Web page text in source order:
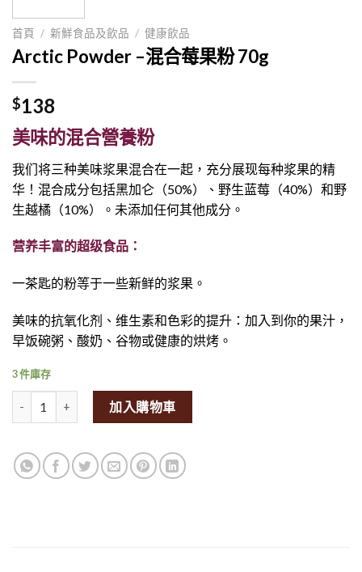
首頁 / 新鮮食品及飲品 / 健康飲品
Arctic Powder –混合莓果粉 70g
$138
美味的混合營養粉
我们将三种美味浆果混合在一起，充分展现每种浆果的精
华！混合成分包括黑加仑（50%）、野生蓝莓（40%）和野
生越橘（10%）。未添加任何其他成分。
营养丰富的超级食品：
一茶匙的粉等于一些新鲜的浆果。
美味的抗氧化剂、维生素和色彩的提升：加入到你的果汁，
早饭碗粥、酸奶、谷物或健康的烘烤。
3 件庫存
Arctic Powder - Mixed Berry Powder 70g量
加入購物車